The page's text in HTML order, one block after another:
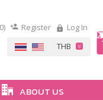
Register Log In
ABOUT US